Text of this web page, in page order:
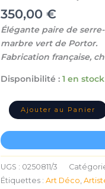
350,00 €
Élégante paire de
marbre vert de Portor.
Fabrication française,
Disponibilité : 1 en stock
déco,
en
régule
patinée
et
vert
Fabrication
Française
Ajouter au Panier
UGS : 0250811/3
Étiquettes : Art Déco,